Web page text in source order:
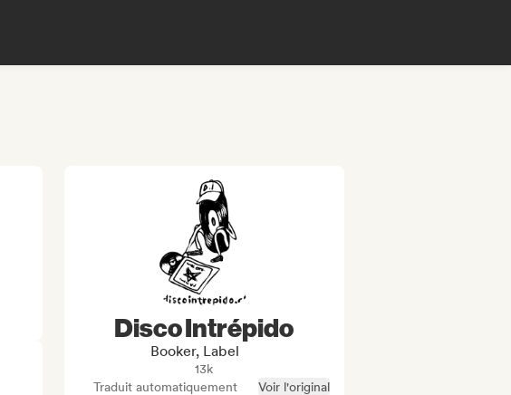
Disco Intrépido
Booker, Label
13k
Traduit automatiquement
Voir l'original